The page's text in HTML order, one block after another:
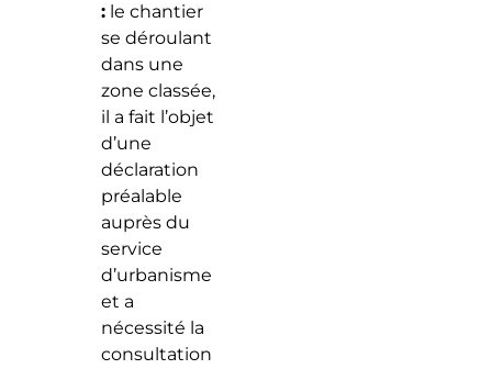
:le chantier
se déroulant
dans une
zone classée,
il a fait l’objet
d’une
déclaration
préalable
auprès du
service
d’urbanisme
et a
nécessité la
consultation